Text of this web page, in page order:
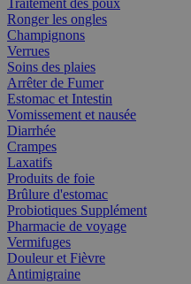
Traitement des poux
Ronger les ongles
Champignons
Verrues
Soins des plaies
Arrêter de Fumer
Estomac et Intestin
Vomissement et nausée
Diarrhée
Crampes
Laxatifs
Produits de foie
Brûlure d'estomac
Probiotiques Supplément
Pharmacie de voyage
Vermifuges
Douleur et Fièvre
Antimigraine